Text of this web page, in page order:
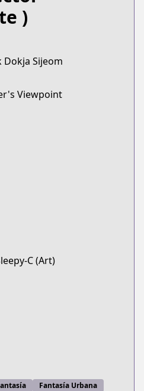
es/fantasy/
zh-hant/fantasy/
)
Dokja Sijeom
Viewpoint
C (Art)
Fantasía Urbana